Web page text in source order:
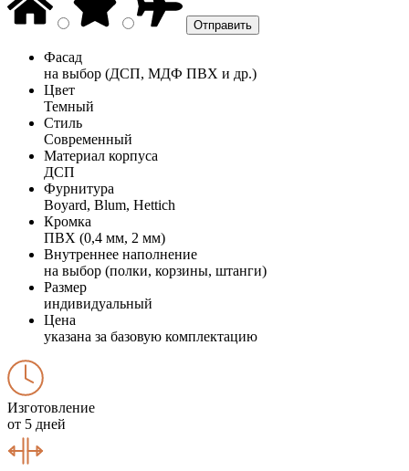
Фасад
на выбор (ДСП, МДФ ПВХ и др.)
Цвет
Темный
Стиль
Современный
Материал корпуса
ДСП
Фурнитура
Boyard, Blum, Hettich
Кромка
ПВХ (0,4 мм, 2 мм)
Внутреннее наполнение
на выбор (полки, корзины, штанги)
Размер
индивидуальный
Цена
указана за базовую комплектацию
Изготовление
от 5 дней